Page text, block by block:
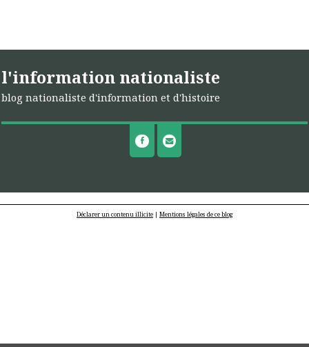
l'information nationaliste
blog nationaliste d'information et d'histoire
Déclarer un contenu illicite | Mentions légales de ce blog